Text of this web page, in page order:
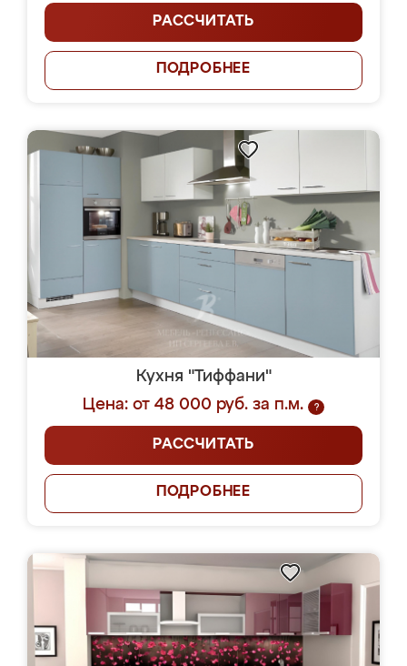
РАССЧИТАТЬ
ПОДРОБНЕЕ
Кухня "Тиффани"
Цена: от 48 000 руб. за п.м.
?
РАССЧИТАТЬ
ПОДРОБНЕЕ